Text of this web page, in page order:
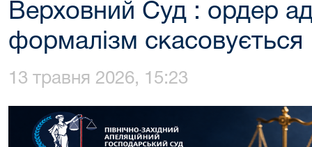
Верховний Суд : ордер
формалізм скасовується
13 травня 2026, 15:23